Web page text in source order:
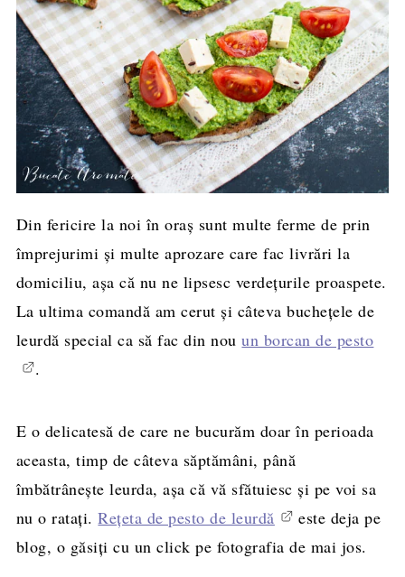
Din fericire la noi în oraș sunt multe ferme de prin
împrejurimi și multe aprozare care fac livrări la
domiciliu, așa că nu ne lipsesc verdețurile proaspete.
La ultima comandă am cerut și câteva buchețele de
leurdă special ca să fac din nouun borcan de pesto
.
E o delicatesă de care ne bucurăm doar în perioada
aceasta, timp de câteva săptămâni, până
îmbătrânește leurda, așa că vă sfătuiesc și pe voi sa
nu o ratați.Rețeta de pesto de leurdă
este deja pe
blog, o găsiți cu un click pe fotografia de mai jos.